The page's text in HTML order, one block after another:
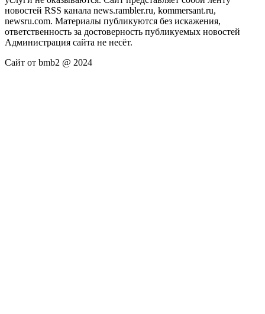
новостей RSS канала news.rambler.ru, kommersant.ru,
newsru.com. Материалы публикуются без искажения,
ответственность за достоверность публикуемых новостей
Администрация сайта не несёт.
Сайт от bmb2 @ 2024